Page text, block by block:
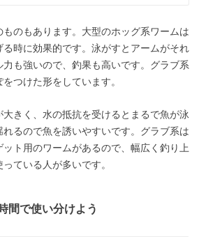
のもあります。大型のホッグ系ワームは
時に効果的です。泳がすとアームがそれ
も強いので、釣果も高いです。グラブ系
つけた形をしています。
きく、水の抵抗を受けるとまるで魚が泳
るので魚を誘いやすいです。グラブ系は
ト用のワームがあるので、幅広く釣り上
ている人が多いです。
間で使い分けよう